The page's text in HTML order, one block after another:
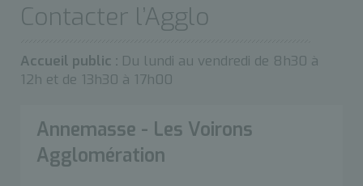
Contacter l’Agglo
Accueil public : Du lundi au vendredi de 8h30 à
12h et de 13h30 à 17h00
Annemasse - Les Voirons
Agglomération